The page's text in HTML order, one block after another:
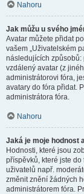
Nahoru
Jak můžu u svého
Avatar můžete přidat
vašem „Uživatelském
následujících způsobů:
vzdálený avatar (z
administrátorovi fóra,
avatary do fóra přidat.
administrátora fóra.
Nahoru
Jaká je moje hodnost
Hodnosti, které jsou
příspěvků, které jste
uživatelů např.
změnit znění žádných
administrátorem fóra.